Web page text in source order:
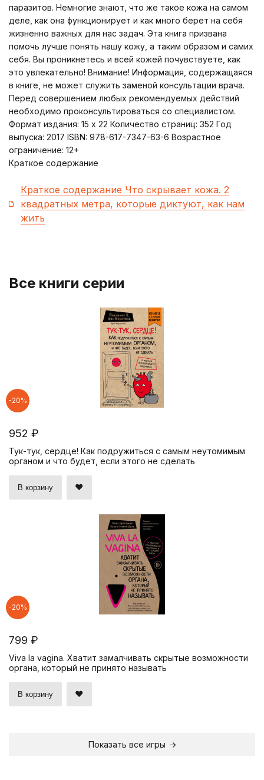
паразитов. Немногие знают, что же такое кожа на самом
деле, как она функционирует и как много берет на себя
жизненно важных для нас задач. Эта книга призвана
помочь лучше понять нашу кожу, а таким образом и самих
себя. Вы проникнетесь и всей кожей почувствуете, как
это увлекательно! Внимание! Информация, содержащаяся
в книге, не может служить заменой консультации врача.
Перед совершением любых рекомендуемых действий
необходимо проконсультироваться со специалистом.
Формат издания: 15 х 22 Количество страниц: 352 Год
выпуска: 2017 ISBN: 978-617-7347-63-6 Возрастное
ограничение: 12+
Краткое содержание
Краткое содержание Что скрывает кожа. 2
квадратных метра, которые диктуют, как нам
жить
Все книги серии
-20%
952 ₽
Тук-тук, сердце! Как подружиться с самым неутомимым
органом и что будет, если этого не сделать
В корзину
-20%
799 ₽
Viva la vagina. Хватит замалчивать скрытые возможности
органа, который не принято называть
В корзину
Показать все игры